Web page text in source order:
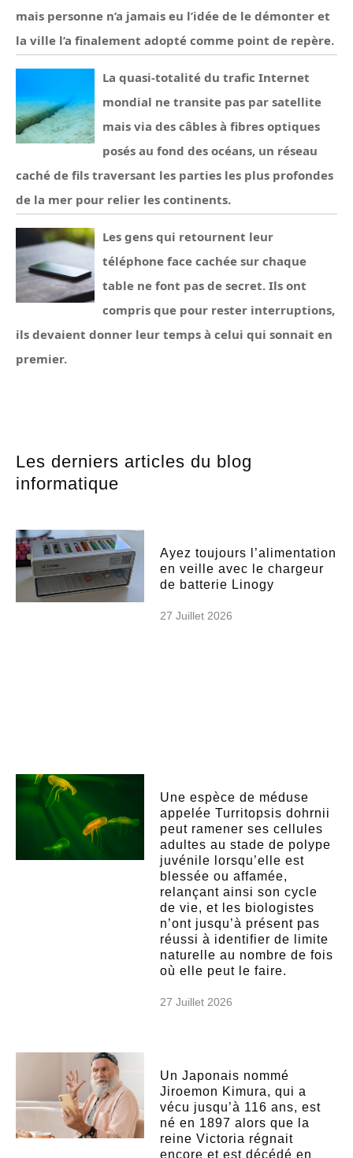
mais personne n’a jamais eu l’idée de le démonter et
la ville l’a finalement adopté comme point de repère.
La quasi-totalité du trafic Internet
mondial ne transite pas par satellite
mais via des câbles à fibres optiques
posés au fond des océans, un réseau
caché de fils traversant les parties les plus profondes
de la mer pour relier les continents.
Les gens qui retournent leur
téléphone face cachée sur chaque
table ne font pas de secret. Ils ont
compris que pour rester interruptions,
ils devaient donner leur temps à celui qui sonnait en
premier.
Les derniers articles du blog
informatique
Ayez toujours l’alimentation
en veille avec le chargeur
de batterie Linogy
27 Juillet 2026
Une espèce de méduse
appelée Turritopsis dohrnii
peut ramener ses cellules
adultes au stade de polype
juvénile lorsqu’elle est
blessée ou affamée,
relançant ainsi son cycle
de vie, et les biologistes
n’ont jusqu’à présent pas
réussi à identifier de limite
naturelle au nombre de fois
où elle peut le faire.
27 Juillet 2026
Un Japonais nommé
Jiroemon Kimura, qui a
vécu jusqu’à 116 ans, est
né en 1897 alors que la
reine Victoria régnait
encore et est décédé en